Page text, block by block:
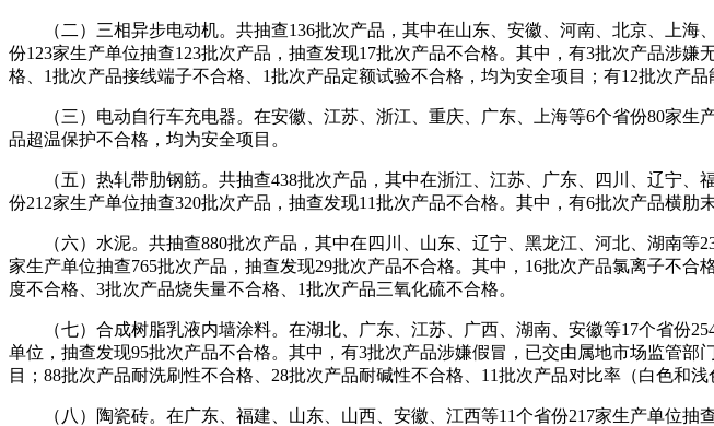
（二）三相异步电动机。共抽查136批次产品，其中在山东、安徽、河南、北京、上海
份123家生产单位抽查123批次产品，抽查发现17批次产品不合格。其中，有3批次产品涉
格、1批次产品接线端子不合格、1批次产品定额试验不合格，均为安全项目；有12批次产品
（三）电动自行车充电器。在安徽、江苏、浙江、重庆、广东、上海等6个省份80家生
品超温保护不合格，均为安全项目。
（五）热轧带肋钢筋。共抽查438批次产品，其中在浙江、江苏、广东、四川、辽宁、
份212家生产单位抽查320批次产品，抽查发现11批次产品不合格。其中，有6批次产品横
（六）水泥。共抽查880批次产品，其中在四川、山东、辽宁、黑龙江、河北、湖南等
家生产单位抽查765批次产品，抽查发现29批次产品不合格。其中，16批次产品氯离子不
度不合格、3批次产品烧失量不合格、1批次产品三氧化硫不合格。
（七）合成树脂乳液内墙涂料。在湖北、广东、江苏、广西、湖南、安徽等17个省份
单位，抽查发现95批次产品不合格。其中，有3批次产品涉嫌假冒，已交由属地市场监管
目；88批次产品耐洗刷性不合格、28批次产品耐碱性不合格、11批次产品对比率（白色和
（八）陶瓷砖。在广东、福建、山东、山西、安徽、江西等11个省份217家生产单位抽